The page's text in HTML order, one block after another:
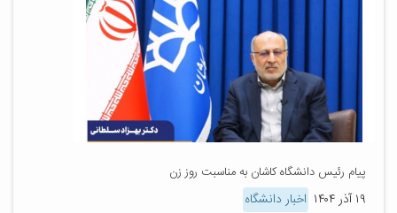
پیام رئیس دانشگاه کاشان به مناسبت روز زن
۱۹ آذر ۱۴۰۴ اخبار دانشگاه